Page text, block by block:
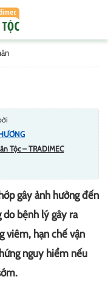
Tộc – TRADIMEC
gây ảnh hưởng đến
do bệnh lý gây ra
viêm, hạn chế vận
nguy hiểm nếu